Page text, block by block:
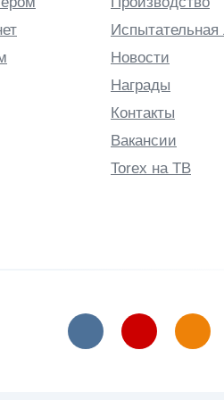
Испытательная
Новости
Награды
Контакты
Вакансии
Torex на ТВ